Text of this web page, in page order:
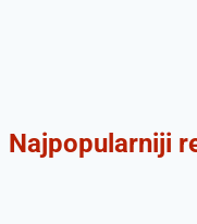
Najpopularniji